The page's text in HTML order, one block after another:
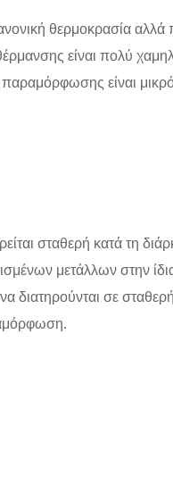
θερμοκρασία αλλά
είναι πολύ
παραμόρφωσης είναι
σταθερή κατά τη
μετάλλων στην
διατηρούνται σε